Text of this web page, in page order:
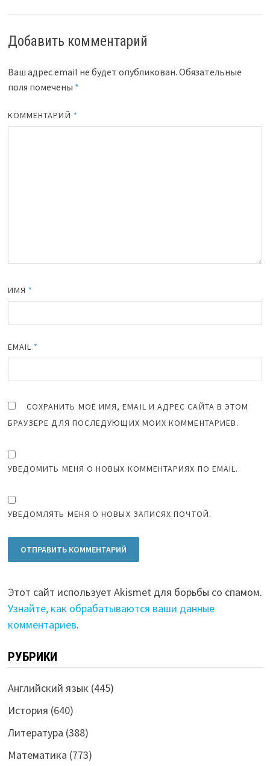
Добавить комментарий
Ваш адрес email не будет опубликован. Обязательные
поля помечены *
КОММЕНТАРИЙ *
ИМЯ *
EMAIL *
СОХРАНИТЬ МОЁ ИМЯ, EMAIL И АДРЕС САЙТА В ЭТОМ
БРАУЗЕРЕ ДЛЯ ПОСЛЕДУЮЩИХ МОИХ КОММЕНТАРИЕВ.
УВЕДОМИТЬ МЕНЯ О НОВЫХ КОММЕНТАРИЯХ ПО EMAIL.
УВЕДОМЛЯТЬ МЕНЯ О НОВЫХ ЗАПИСЯХ ПОЧТОЙ.
Этот сайт использует Akismet для борьбы со спамом.
Узнайте, как обрабатываются ваши данные
комментариев.
РУБРИКИ
Английский язык (445)
История (640)
Литература (388)
Математика (773)